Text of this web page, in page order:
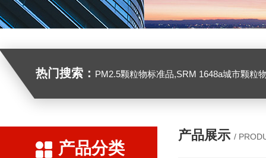
热门搜索： PM2.5颗粒物标准品,SRM 1648a城市颗粒物,SRM 1649B
产品分类
产品展示 /